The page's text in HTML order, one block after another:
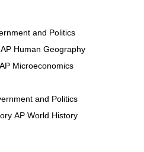
and Politics
AP Human Geography
AP Microeconomics
and Politics
AP World History